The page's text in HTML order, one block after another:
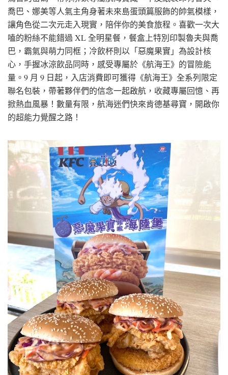
喬巴、娜美等人氣主角身著未來島蛋頭篇服飾的帥氣模樣，
讓角色從二次元走入現實，陪伴你的美食旅程。喜歡一次大
嗑的粉絲不能錯過 XL 全明星餐，餐盒上特別印製魯夫與喬
巴，霸氣與萌力同框；冷飲杯則以「惡魔果實」為設計核
心，手握冰涼飲品同時，感受專屬於《航海王》的冒險能
量。9 月 9 日起，入店消費即可獲得《航海王》全系列限定
聯名包裝，帶著夥伴們的信念一起啟航，收藏專屬回憶、再
掀熱血風暴！數量有限，航海迷們快來肯德基尋寶，開啟你
的超能力覺醒之路！